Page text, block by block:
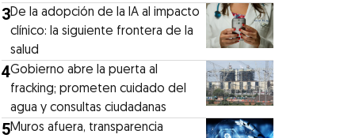
3De la adopción de la IA al impacto
clínico: la siguiente frontera de la
salud
4Gobierno abre la puerta al
fracking; prometen cuidado del
agua y consultas ciudadanas
5Muros afuera, transparencia